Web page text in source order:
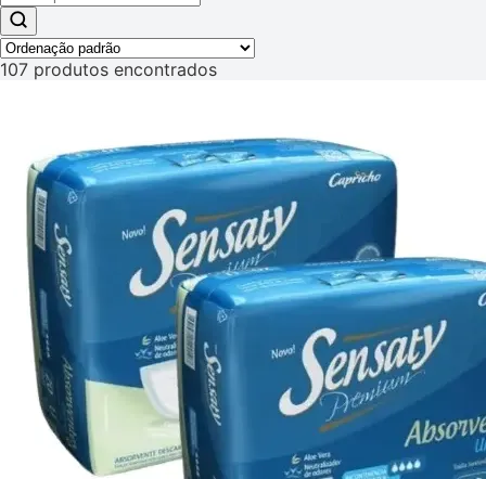
107 produtos encontrados